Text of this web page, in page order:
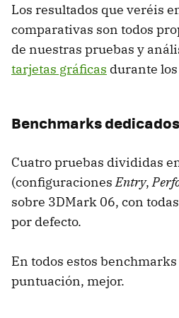
Los resultados que veréis
comparativas son todos
de nuestras pruebas y
tarjetas gráficas durante
Benchmarks dedicados
Cuatro pruebas divididas
(configuracionesEntry,
sobre 3DMark 06, con
por defecto.
En todos estos
puntuación, mejor.